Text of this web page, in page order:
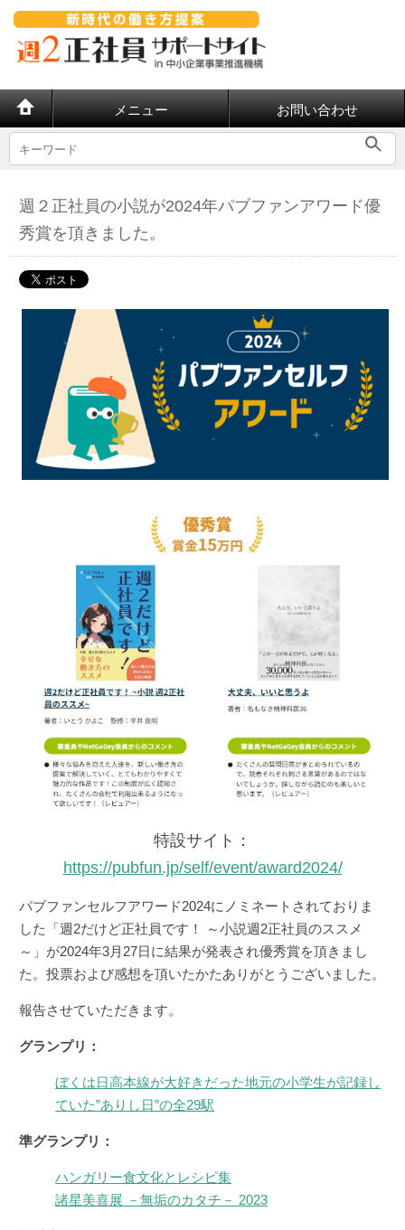
メニュー お問い合わせ
週２正社員の小説が2024年パブファンアワード優
秀賞を頂きました。
特設サイト：
https://pubfun.jp/self/event/award2024/
パブファンセルフアワード2024にノミネートされておりま
した「週2だけど正社員です！ ～小説週2正社員のススメ
～」が2024年3月27日に結果が発表され優秀賞を頂きまし
た。投票および感想を頂いたかたありがとうございました。
報告させていただきます。
グランプリ：
ぼくは日高本線が大好きだった地元の小学生が記録し
ていた”ありし日”の全29駅
準グランプリ：
ハンガリー食文化とレシピ集
諸星美喜展 －無垢のカタチ－ 2023